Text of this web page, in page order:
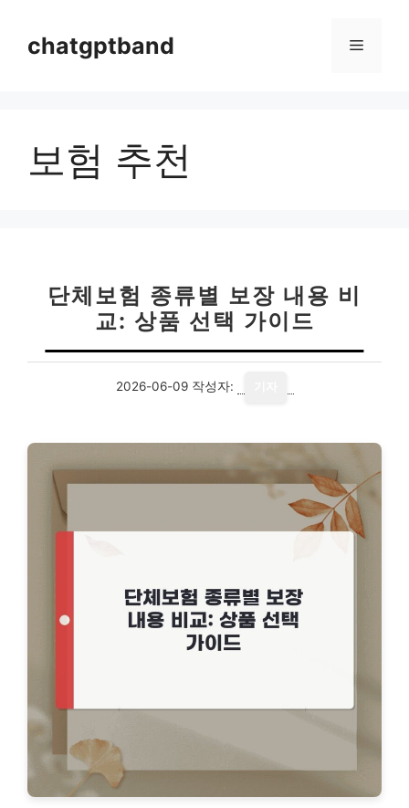
chatgptband 메
보험 추천
단체보험 종류별 보장 내용 비
교: 상품 선택 가이드
2026-06-09 작성자: